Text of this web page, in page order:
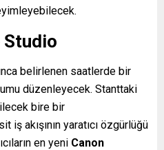
Studio
belirlenen saatlerde bir
düzenleyecek. Stanttaki
bire bir
akışının yaratıcı özgürlüğü
en yeni Canon